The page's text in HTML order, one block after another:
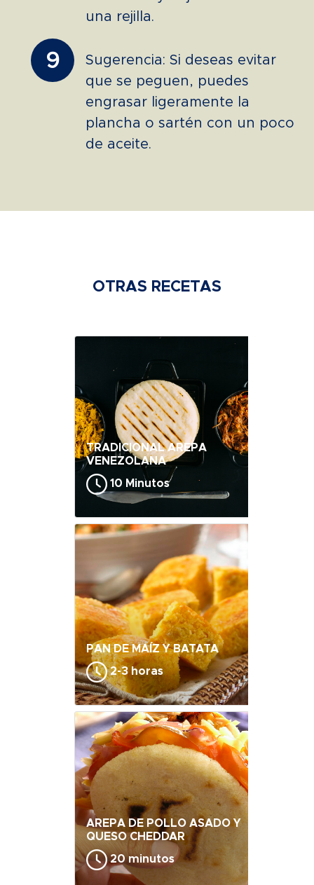
una rejilla.
9
Sugerencia: Si deseas evitar
que se peguen, puedes
engrasar ligeramente la
plancha o sartén con un poco
de aceite.
OTRAS RECETAS
TRADICIONAL AREPA
VENEZOLANA
10 Minutos
PAN DE MAÍZ Y BATATA
2-3 horas
AREPA DE POLLO ASADO Y
QUESO CHEDDAR
20 minutos